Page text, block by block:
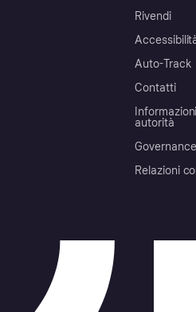
Rivendi
Auto-Track
Contatti
autorità
Relazioni